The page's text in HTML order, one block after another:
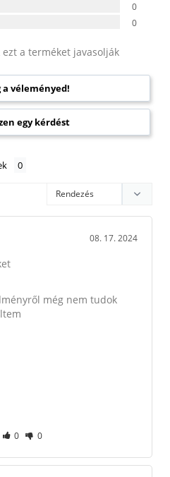
0
0
a terméket javasolják
a véleményed!
egy kérdést
08. 17. 2024
még nem tudok
0 0